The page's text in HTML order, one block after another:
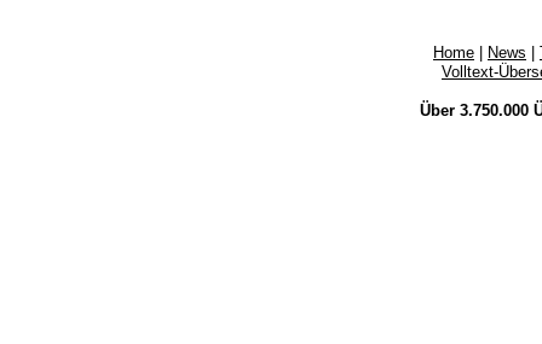
Home News
Volltext-
Über 3.750.000